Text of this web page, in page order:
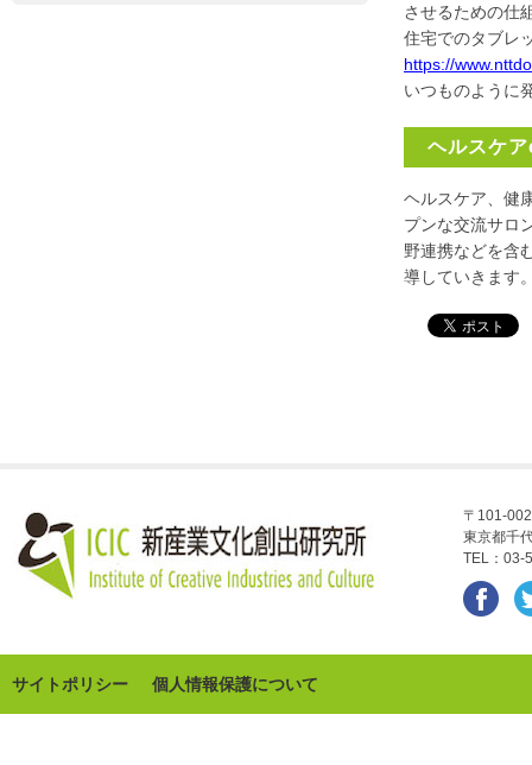
させるための仕
住宅でのタブレ
https://
いつものように
ヘルスケ
ヘルスケア、健
プンな交流サロ
野連携などを含
導していきます
〒101-
東京都千
TEL：
サイトポリシー 個人情報保護について